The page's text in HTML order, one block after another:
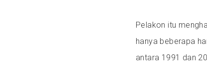
Pelakon itu
hanya beberapa
antara 1991 dan